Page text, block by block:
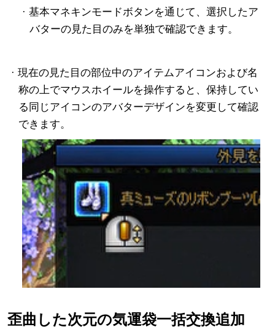
· 基本マネキンモードボタンを通じて、選択したア
バターの見た目のみを単独で確認できます。
· 現在の見た目の部位中のアイテムアイコンおよび名
称の上でマウスホイールを操作すると、保持してい
る同じアイコンのアバターデザインを変更して確認
できます。
歪曲した次元の気運袋一括交換追加